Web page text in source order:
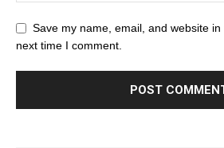
Save my name, email, and website
next time I comment.